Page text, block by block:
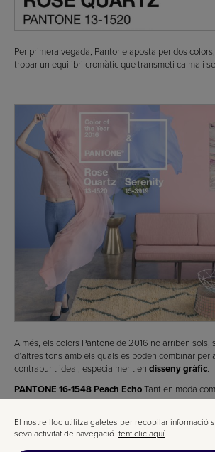
Per primera vegada, Pantone aposta per dos
trobar un equilibri cromàtic que transmeti calma i
A més, els colors Pantone de 2016 no arriben sols,
d’altres tons amb els quals es poden combinar per
contrapunt ideal, especialment en disseny gràfic.
PANTONE 16-1548 Peach EchoTant en moda
ha estat protagonista diverses temporades. Per
proximitat. És el company ideal dins la gamma de
PANTONE 16-3905 Lila GrisUn to neutre
El nostre lloc utilitza galetes per recopilar informació
seva activitat de navegació. fent clic aquí.